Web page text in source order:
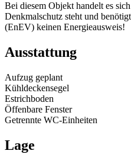
Bei diesem Objekt handelt es
Denkmalschutz steht und
(EnEV) keinen Energieausweis!
Ausstattung
Aufzug geplant
Kühldeckensegel
Estrichboden
Öffenbare Fenster
Getrennte WC-Einheiten
Lage